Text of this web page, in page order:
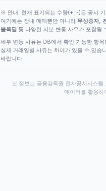
※ 안내: 현재 표기되는 수량(+, -)은 공시
여기에는 장내 매매뿐만 아니라 무상증자,
블록딜 등 다양한 지분 변동 사유가 포함될
세부 변동 사유는 DB에서 확인 가능한 항
실제 거래일별 사유는 차이가 있을 수 있습
바랍니다.
본 정보는 금융감독원 전자공시시스템
데이터를 활용하